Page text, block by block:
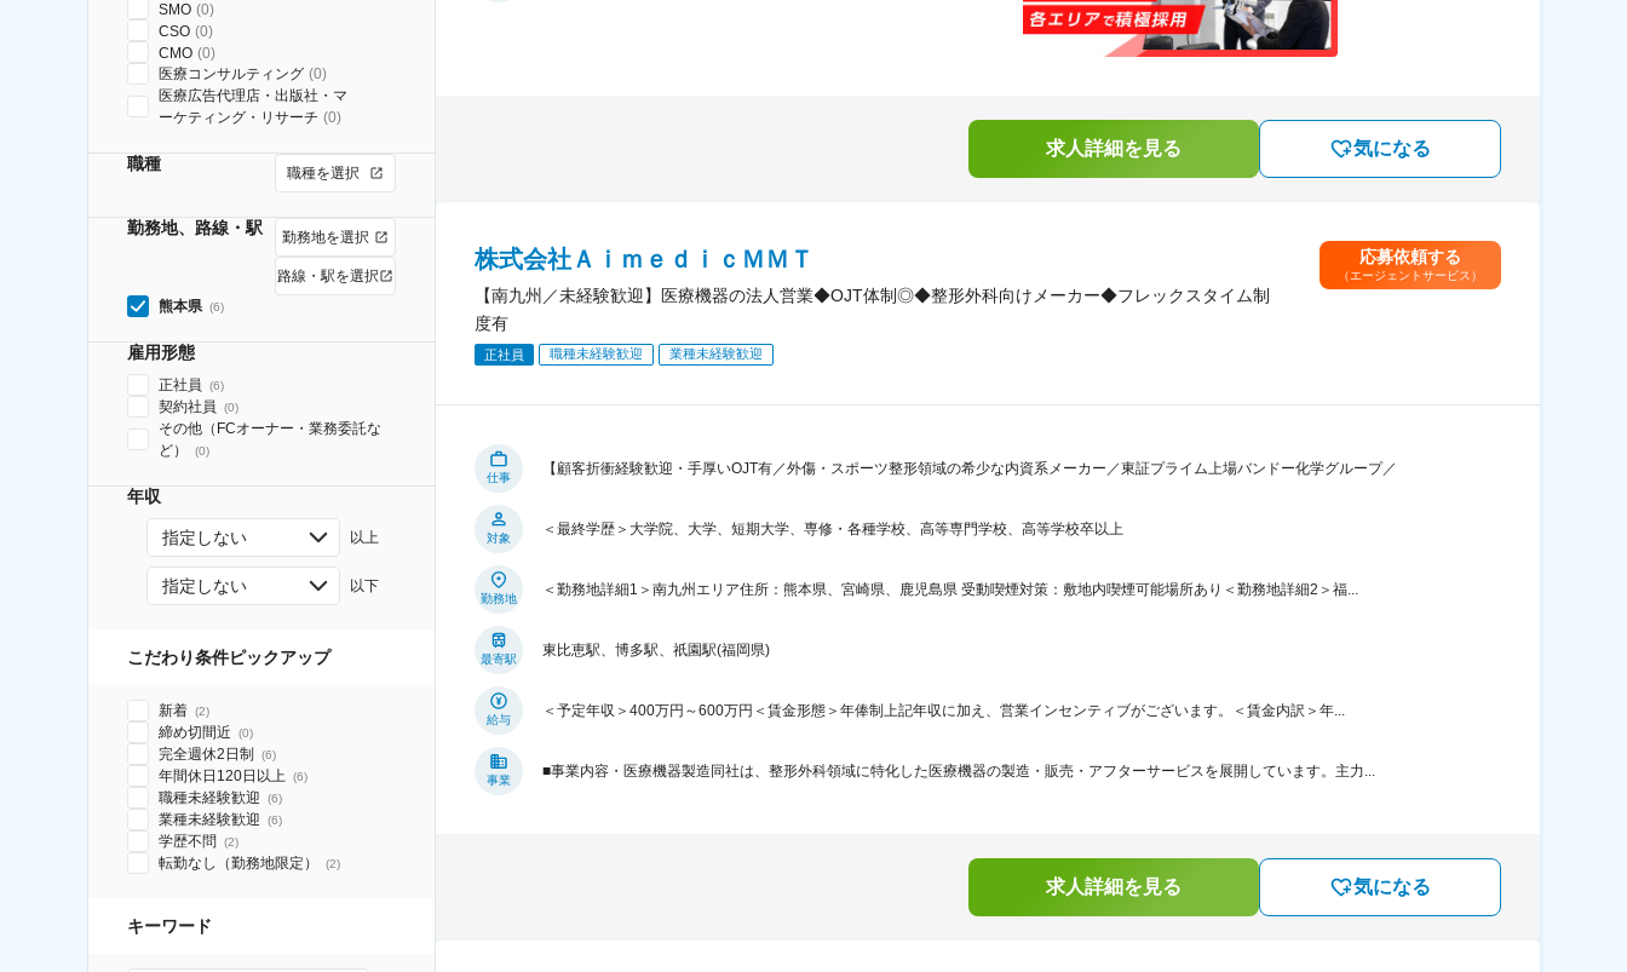
SMO (0)
CSO (0)
CMO (0)
医療コンサルティング (0)
医療広告代理店・出版社・マ
ーケティング・リサーチ (0)
職種 職種を選択
勤務地、路線・駅 勤務地を選択
路線・駅を選択
熊本県 (6)
雇用形態
正社員 (6)
契約社員 (0)
その他（FCオーナー・業務委託な
ど）
(0)
年収
指定しない 以上
指定しない 以下
こだわり条件ピックアップ
新着 (2)
締め切間近 (0)
完全週休2日制 (6)
年間休日120日以上 (6)
職種未経験歓迎 (6)
業種未経験歓迎 (6)
学歴不問 (2)
転勤なし（勤務地限定） (2)
キーワード
求人詳細を見る 気になる
株式会社ＡｉｍｅｄｉｃＭＭＴ
【南九州／未経験歓迎】医療機器の法人営業◆OJT体制◎◆整形外科向けメーカー◆フレックスタイム制
度有
正社員 職種未経験歓迎 業種未経験歓迎
応募依頼する
（エージェントサービス）
仕事
【顧客折衝経験歓迎・手厚いOJT有／外傷・スポーツ整形領域の希少な内資系メーカー／東証プライム上場バンドー化学グループ／
対象
＜最終学歴＞大学院、大学、短期大学、専修・各種学校、高等専門学校、高等学校卒以上
勤務地
＜勤務地詳細1＞南九州エリア住所：熊本県、宮崎県、鹿児島県 受動喫煙対策：敷地内喫煙可能場所あり＜勤務地詳細2＞福...
最寄駅
東比恵駅、博多駅、祇園駅(福岡県)
給与
＜予定年収＞400万円～600万円＜賃金形態＞年俸制上記年収に加え、営業インセンティブがございます。＜賃金内訳＞年...
事業
■事業内容・医療機器製造同社は、整形外科領域に特化した医療機器の製造・販売・アフターサービスを展開しています。主力...
求人詳細を見る 気になる